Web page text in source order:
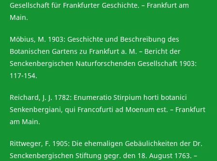
Gesellschaft für Frankfurter Geschichte. – Frankfurt am
Main.
Möbius, M. 1903: Geschichte und Beschreibung des
Botanischen Gartens zu Frankfurt a. M. – Bericht der
Senckenbergischen Naturforschenden Gesellschaft 1903:
117-154.
Reichard, J. J. 1782: Enumeratio Stirpium horti botanici
Senkenbergiani, qui Francofurti ad Moenum est. – Frankfurt
am Main.
Rittweger, F. 1905: Die ehemaligen Gebäulichkeiten der Dr.
Senckenbergischen Stiftung gegr. den 18. August 1763. –